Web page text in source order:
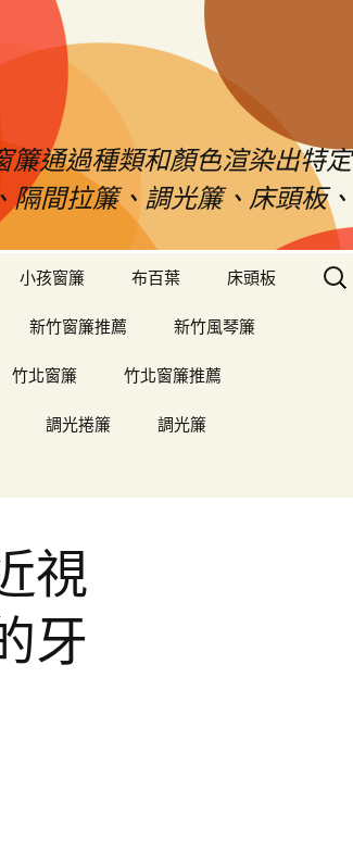
簾通過種類和顏色渲染出特定
間拉簾、調光簾、床頭板、
小孩窗簾 布百葉 床頭板
新竹窗簾推薦 新竹風琴簾
竹北窗簾 竹北窗簾推薦
調光捲簾 調光簾
搜
尋
視
牙